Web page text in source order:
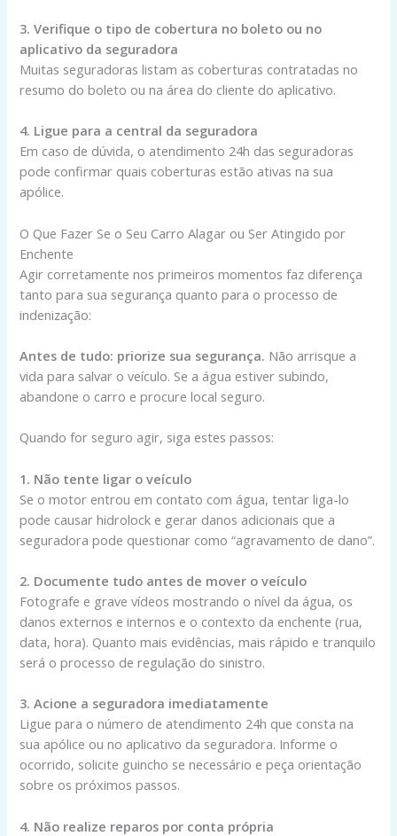
3. Verifique o tipo de cobertura no boleto ou no
aplicativo da seguradora
Muitas seguradoras listam as coberturas contratadas no
resumo do boleto ou na área do cliente do aplicativo.
4. Ligue para a central da seguradora
Em caso de dúvida, o atendimento 24h das seguradoras
pode confirmar quais coberturas estão ativas na sua
apólice.
O Que Fazer Se o Seu Carro Alagar ou Ser Atingido por
Enchente
Agir corretamente nos primeiros momentos faz diferença
tanto para sua segurança quanto para o processo de
indenização:
Antes de tudo: priorize sua segurança. Não arrisque a
vida para salvar o veículo. Se a água estiver subindo,
abandone o carro e procure local seguro.
Quando for seguro agir, siga estes passos:
1. Não tente ligar o veículo
Se o motor entrou em contato com água, tentar liga-lo
pode causar hidrolock e gerar danos adicionais que a
seguradora pode questionar como “agravamento de dano”.
2. Documente tudo antes de mover o veículo
Fotografe e grave vídeos mostrando o nível da água, os
danos externos e internos e o contexto da enchente (rua,
data, hora). Quanto mais evidências, mais rápido e tranquilo
será o processo de regulação do sinistro.
3. Acione a seguradora imediatamente
Ligue para o número de atendimento 24h que consta na
sua apólice ou no aplicativo da seguradora. Informe o
ocorrido, solicite guincho se necessário e peça orientação
sobre os próximos passos.
4. Não realize reparos por conta própria